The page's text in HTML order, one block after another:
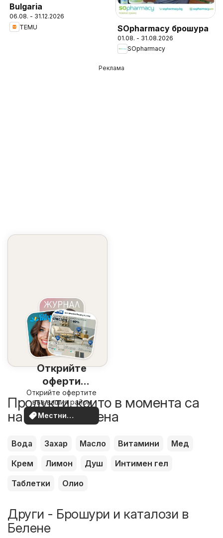
Bulgaria
06.08. - 31.12.2026
TEMU
SOpharmacy брошура
01.08. - 31.08.2026
SOpharmacy
Реклама
Открийте
оферти
наблизо
Открийте офертите
във вашия район
Местни
оферти
Продукти, които в момента са
на по-добра цена
Вода Захар Масло Витамини
Мед
Крем
Лимон Душ
Интимен гел
Таблетки
Олио
Други - Брошури и каталози в
Белене